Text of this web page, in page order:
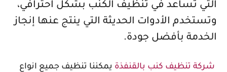
التي تساعد في تنظيف الكنب بشكل احترافي،
وتستخدم الأدوات الحديثة التي ينتج عنها إنجاز
الخدمة بأفضل جودة.
شركة تنظيف كنب بالقنفذة يمكننا تنظيف جميع انواع